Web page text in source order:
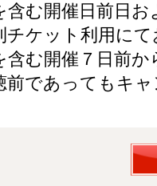
含む開催日前日
ケット利用に
含む開催７日前
であってもキ